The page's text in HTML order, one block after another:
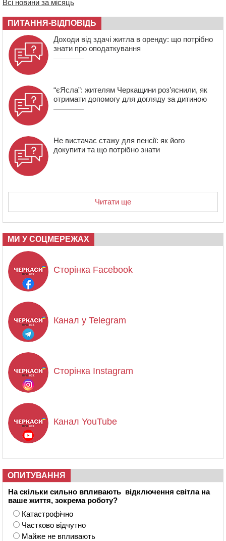
Мокрокалигірського психоневрологічного інтернату
07:23 Уманські міграційники видворили з країни грузина,
який відсидів термін у колонії
Всі новини за місяць
ПИТАННЯ-ВІДПОВІДЬ
Доходи від здачі житла в оренду: що потрібно
знати про оподаткування
“єЯсла”: жителям Черкащини роз’яснили, як
отримати допомогу для догляду за дитиною
Не вистачає стажу для пенсії: як його
докупити та що потрібно знати
Читати ще
МИ У СОЦМЕРЕЖАХ
Сторінка Facebook
Канал у Telegram
Сторінка Instagram
Канал YouTube
ОПИТУВАННЯ
На скільки сильно впливають відключення світла на
ваше життя, зокрема роботу?
Катастрофічно
Частково відчутно
Майже не впливають